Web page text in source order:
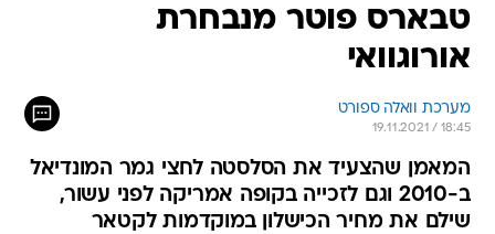
טבארס פוטר מנבחרת
אורוגוואי
מערכת וואלה ספורט
19.11.2021 / 18:45
המאמן שהצעיד את הסלסטה לחצי גמר המונדיאל
ב-2010 וגם לזכייה בקופה אמריקה לפני עשור,
שילם את מחיר הכישלון במוקדמות לקטאר